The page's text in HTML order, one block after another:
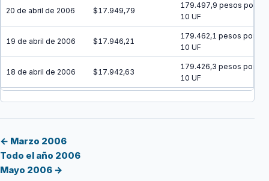
20 de abril de 2006 $17.949,79
179.497,9 pesos por
10 UF
19 de abril de 2006 $17.946,21
179.462,1 pesos por
10 UF
18 de abril de 2006 $17.942,63
179.426,3 pesos por
10 UF
17 de abril de 2006 $17.939,05
← Marzo 2006
Todo el año 2006
Mayo 2006 →